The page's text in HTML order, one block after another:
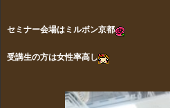
セミナー会場はミルボン京都
受講生の方は女性率高し